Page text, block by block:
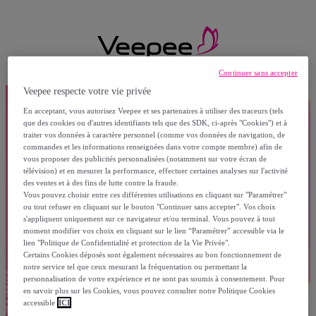
Veepee respecte votre vie privée
En acceptant, vous autorisez Veepee et ses partenaires à utiliser des traceurs (tels
que des cookies ou d'autres identifiants tels que des SDK, ci-après "Cookies") et à
traiter vos données à caractère personnel (comme vos données de navigation, de
commandes et les informations renseignées dans votre compte membre) afin de
vous proposer des publicités personnalisées (notamment sur votre écran de
télévision) et en mesurer la performance, effectuer certaines analyses sur l'activité
des ventes et à des fins de lutte contre la fraude.
Vous pouvez choisir entre ces différentes utilisations en cliquant sur "Paramétrer"
ou tout refuser en cliquant sur le bouton "Continuer sans accepter". Vos choix
s'appliquent uniquement sur ce navigateur et/ou terminal. Vous pouvez à tout
moment modifier vos choix en cliquant sur le lien “Paramétrer” accessible via le
lien "Politique de Confidentialité et protection de la Vie Privée".
Certains Cookies déposés sont également nécessaires au bon fonctionnement de
notre service tel que ceux mesurant la fréquentation ou permettant la
personnalisation de votre expérience et ne sont pas soumis à consentement. Pour
en savoir plus sur les Cookies, vous pouvez consulter notre Politique Cookies
accessible ICI
Continuer sans accepter